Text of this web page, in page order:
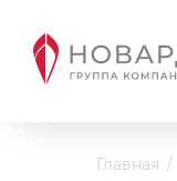
Главная